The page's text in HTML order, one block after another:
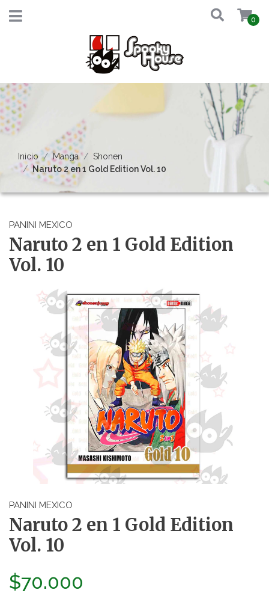
0
Inicio Manga
Shonen
Naruto 2 en 1 Gold Edition Vol. 10
PANINI MEXICO
Naruto 2 en 1 Gold Edition
Vol. 10
PANINI MEXICO
Naruto 2 en 1 Gold Edition
Vol. 10
$70.000